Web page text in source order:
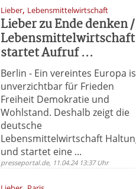
Lieber, Lebensmittelwirtschaft
Lieber zu Ende denken /
Lebensmittelwirtschaft
startet Aufruf ...
Berlin - Ein vereintes Europa
unverzichtbar für Frieden
Freiheit Demokratie und
Wohlstand. Deshalb zeigt die
deutsche
Lebensmittelwirtschaft
und startet eine ...
presseportal.de, 11.04.24 13:37 Uhr